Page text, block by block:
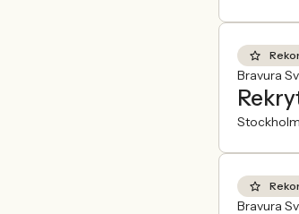
Bravura
Stockholm
Bravura